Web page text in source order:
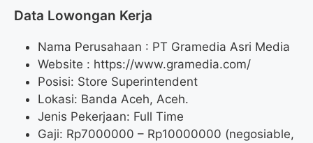
Data Lowongan Kerja
Nama Perusahaan : PT Gramedia Asri Media
Website : https://www.gramedia.com/
Posisi: Store Superintendent
Lokasi: Banda Aceh, Aceh.
Jenis Pekerjaan: Full Time
Gaji: Rp7000000 – Rp10000000 (negosiable,